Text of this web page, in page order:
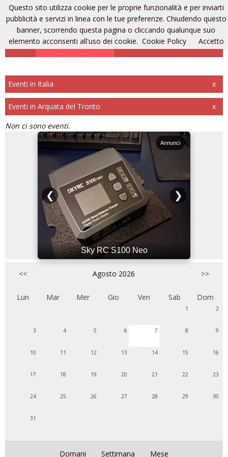
Eventi di modellismo
Aggiungi un evento Entra Registrati
Eventi in Italia x
Eventi in Arquata del Tronto
x
Non ci sono eventi.
Annunci
Sky RC S100 Neo
❮ ❯
<< Agosto 2026 >>
Lun Mar Mer Gio Ven Sab Dom
1 2
3 4 5 6 7 8 9
10 11 12 13 14 15 16
17 18 19 20 21 22 23
24 25 26 27 28 29 30
31
Domani Settimana Mese
Questo sito utilizza cookie per le proprie funzionalità e per inviarti
pubblicità e servizi in linea con le tue preferenze. Chiudendo questo
banner, scorrendo questa pagina o cliccando qualunque suo
elemento acconsenti all'uso dei cookie. Cookie Policy Accetto